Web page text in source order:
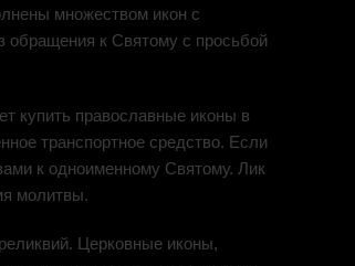
множеством икон с
к Святому с просьбой
купить православные иконы в
транспортное средство. Если
к одноименному Святому. Лик
молитвы.
Церковные иконы,